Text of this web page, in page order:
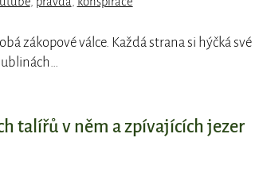
zákopové válce. Každá strana si hýčká své
talířů v něm a zpívajících jezer